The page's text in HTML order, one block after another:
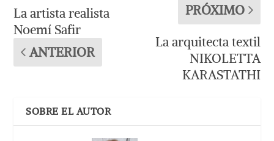
La artista realista
Noemí Safir
ANTERIOR
PRÓXIMO
La arquitecta textil
NIKOLETTA
KARASTATHI
SOBRE EL AUTOR